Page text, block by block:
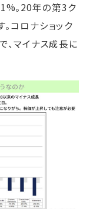
。20年の第3ク
コロナショック
マイナス成長に